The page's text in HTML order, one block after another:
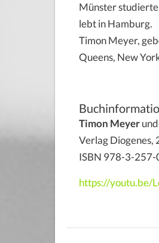
Münster
lebt in Hamburg.
Timon Meyer,
Queens, New
Timon Meyerund
Verlag Diogenes,
ISBN 978-3-
https://youtu.be/